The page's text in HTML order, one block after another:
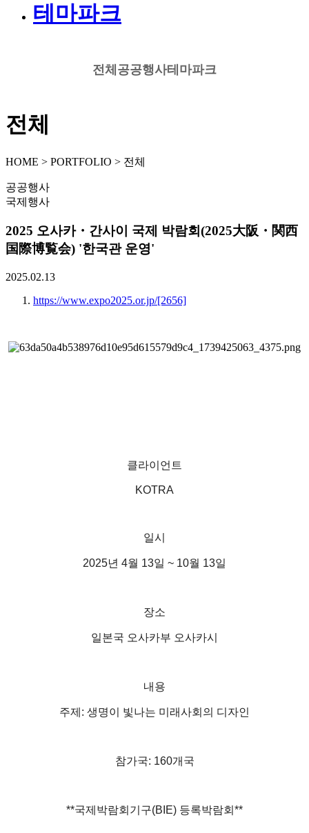
테마파크
전체 공공행사테마파크
전체
HOME > PORTFOLIO > 전체
공공행사
국제행사
2025 오사카・간사이 국제 박람회(2025大阪・関西
国際博覧会) '한국관 운영'
2025.02.13
https://www.expo2025.or.jp/[2656]
클라이언트
KOTRA
일시
2025년 4월 13일 ~ 10월 13일
장소
일본국 오사카부 오사카시
내용
주제: 생명이 빛나는 미래사회의 디자인
참가국: 160개국
**국제박람회기구(BIE) 등록박람회**